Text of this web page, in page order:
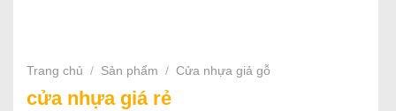
Trang chủ / Sản phẩm / Cửa nhựa giả gỗ
cửa nhựa giá rẻ